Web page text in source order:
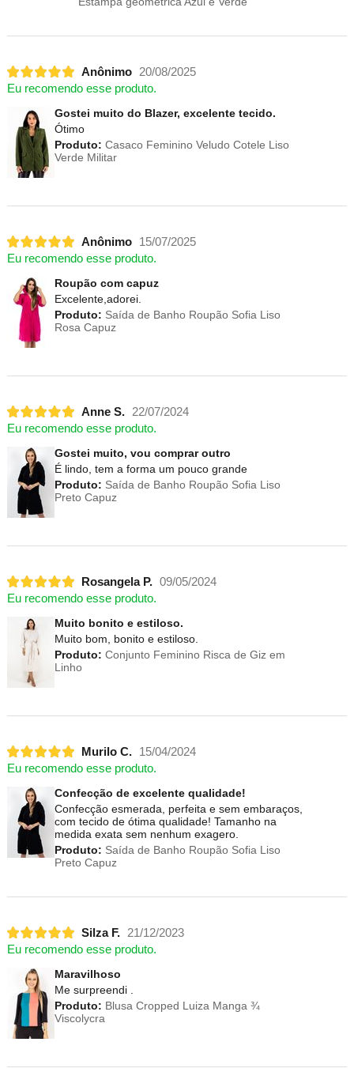
Anônimo
20/08/2025
Eu recomendo esse produto.
Gostei muito do Blazer, excelente tecido.
Ótimo
Produto: Casaco Feminino Veludo Cotele Liso
Verde Militar
Anônimo
15/07/2025
Eu recomendo esse produto.
Roupão com capuz
Excelente,adorei.
Produto: Saída de Banho Roupão Sofia Liso
Rosa Capuz
Anne S.
22/07/2024
Eu recomendo esse produto.
Gostei muito, vou comprar outro
É lindo, tem a forma um pouco grande
Produto: Saída de Banho Roupão Sofia Liso
Preto Capuz
Rosangela P. 09/05/2024
Eu recomendo esse produto.
Muito bonito e estiloso.
Muito bom, bonito e estiloso.
Produto: Conjunto Feminino Risca de Giz em
Linho
Murilo C.
15/04/2024
Eu recomendo esse produto.
Confecção de excelente qualidade!
Confecção esmerada, perfeita e sem embaraços,
com tecido de ótima qualidade! Tamanho na
medida exata sem nenhum exagero.
Produto: Saída de Banho Roupão Sofia Liso
Preto Capuz
Silza F.
21/12/2023
Eu recomendo esse produto.
Maravilhoso
Me surpreendi .
Produto: Blusa Cropped Luiza Manga ¾
Viscolycra